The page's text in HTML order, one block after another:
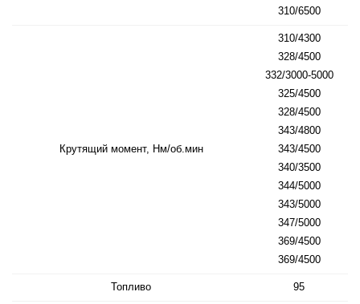
310/6500
Крутящий момент, Нм/об.мин
310/4300
328/4500
332/3000-5000
325/4500
328/4500
343/4800
343/4500
340/3500
344/5000
343/5000
347/5000
369/4500
369/4500
Топливо 95